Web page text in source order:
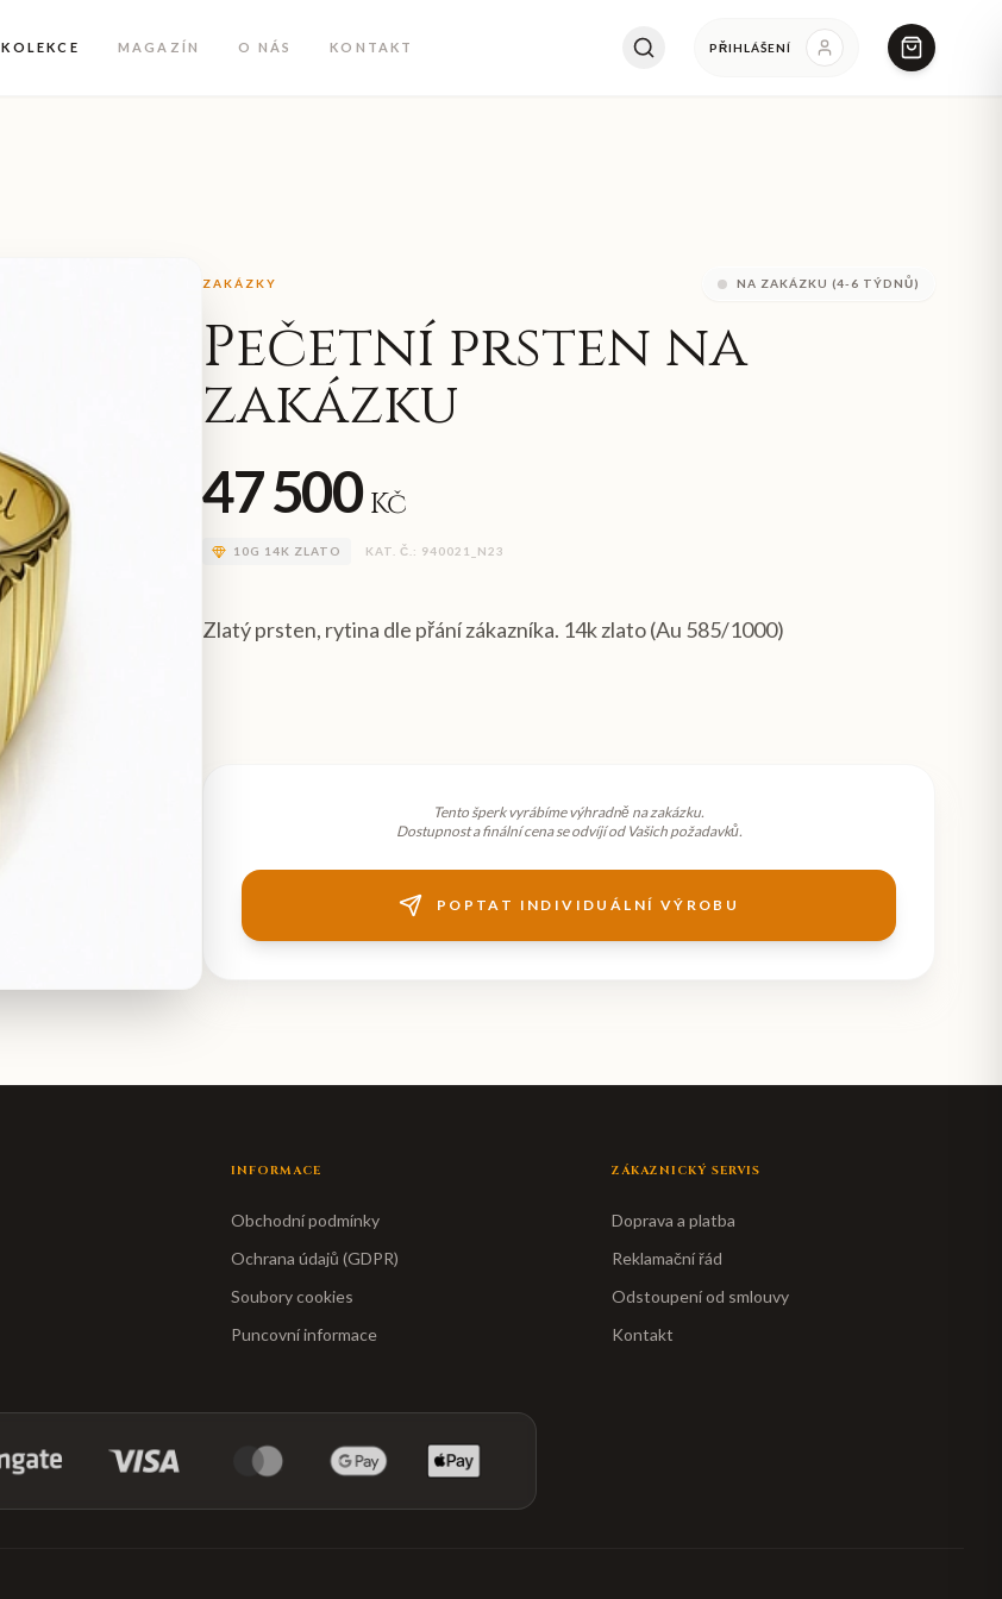
KOLEKCE MAGAZÍN O NÁS KONTAKT PŘIHLÁŠENÍ
ZAKÁZKY NA ZAKÁZKU (4-6 TÝDNŮ)
Pečetní prsten na
zakázku
47 500 Kč
10G 14K ZLATO KAT. Č.: 940021_N23
Zlatý prsten, rytina dle přání zákazníka. 14k zlato (Au 585/1000)
Tento šperk vyrábíme výhradně na zakázku.
Dostupnost a finální cena se odvíjí od Vašich požadavků.
POPTAT INDIVIDUÁLNÍ VÝROBU
INFORMACE
Obchodní podmínky
Ochrana údajů (GDPR)
Soubory cookies
Puncovní informace
ZÁKAZNICKÝ SERVIS
Doprava a platba
Reklamační řád
Odstoupení od smlouvy
Kontakt